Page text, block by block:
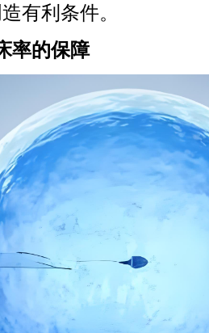
有利条件。
率的保障